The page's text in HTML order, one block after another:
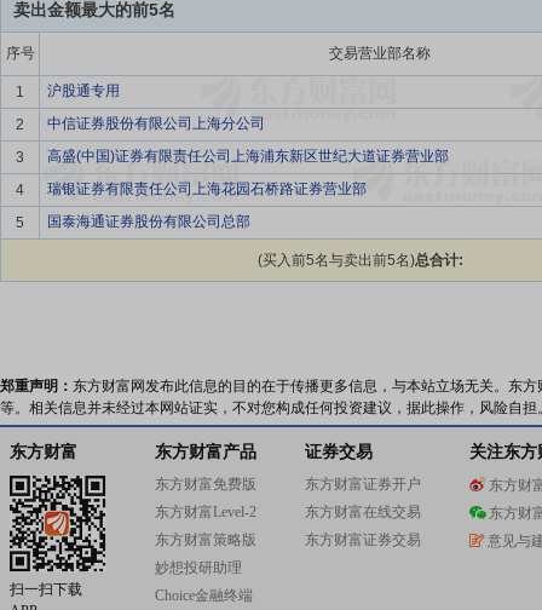
卖出金额最大的前5名
序号 交易营业部名称
1
沪股通专用
2
中信证券股份有限公司上海分公司
3
高盛(中国)证券有限责任公司上海浦东新区世纪大道证券营业部
4
瑞银证券有限责任公司上海花园石桥路证券营业部
5
国泰海通证券股份有限公司总部
(买入前5名与卖出前5名)总合计:
郑重声明： 东方财富网发布此信息的目的在于传播更多信息，与本站立场无关。东
等。相关信息并未经过本网站证实，不对您构成任何投资建议，据此操作，风险自担